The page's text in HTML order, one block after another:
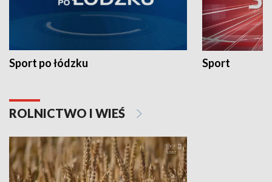
Sport po łódzku Sport
ROLNICTWO I WIEŚ